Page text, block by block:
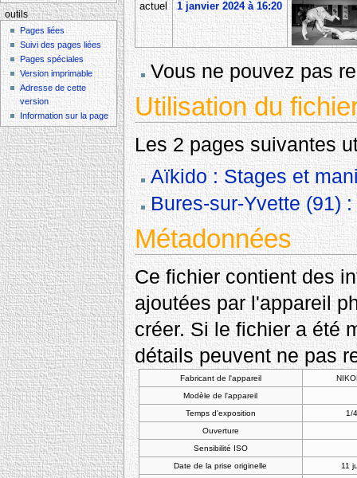
actuel
1 janvier 2024 à 16:20
Vous ne pouvez pas
Utilisation du
Les 2 pages suivantes
Aïkido : Stages et
Bures-sur-Yvette (91)
Métadonnées
Ce fichier contient des
ajoutées par l'appareil
créer. Si le fichier a été
détails peuvent ne pas
Fabricant de l'appareil
Modèle de l'appareil
Temps d'exposition
1/
Ouverture
Sensibilité ISO
Date de la prise originelle
11
outils
Pages liées
Suivi des pages liées
Pages spéciales
Version imprimable
Adresse de cette
version
Information sur la page